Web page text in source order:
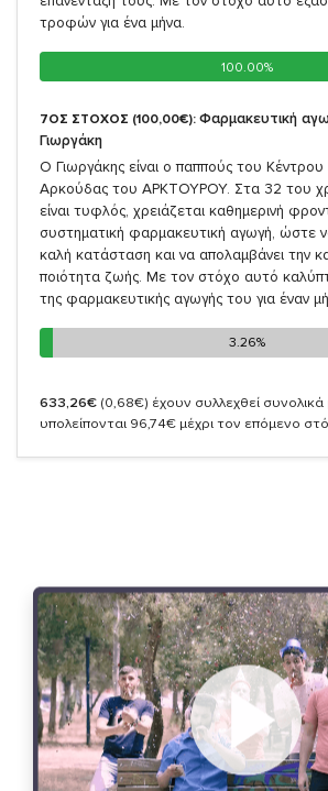
τροφών για ένα μήνα.
100.00%
100.00%
7ΟΣ ΣΤΟΧΟΣ (100,00€): Φαρμακευτική
Γιωργάκη
Ο Γιωργάκης είναι ο παππούς του
Αρκούδας του ΑΡΚΤΟΥΡΟΥ. Στα 32 του
είναι τυφλός, χρειάζεται καθημερινή
συστηματική φαρμακευτική αγωγή, ώστε
καλή κατάσταση και να απολαμβάνει την
ποιότητα ζωής. Με τον στόχο αυτό
της φαρμακευτικής αγωγής του για έναν
3.26%
3.26%
633,26€ (0,68€) έχουν συλλεχθεί συνολικά
υπολείπονται 96,74€ μέχρι τον επόμενο